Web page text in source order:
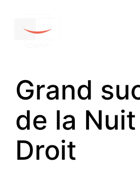
Grand
de la
Droit